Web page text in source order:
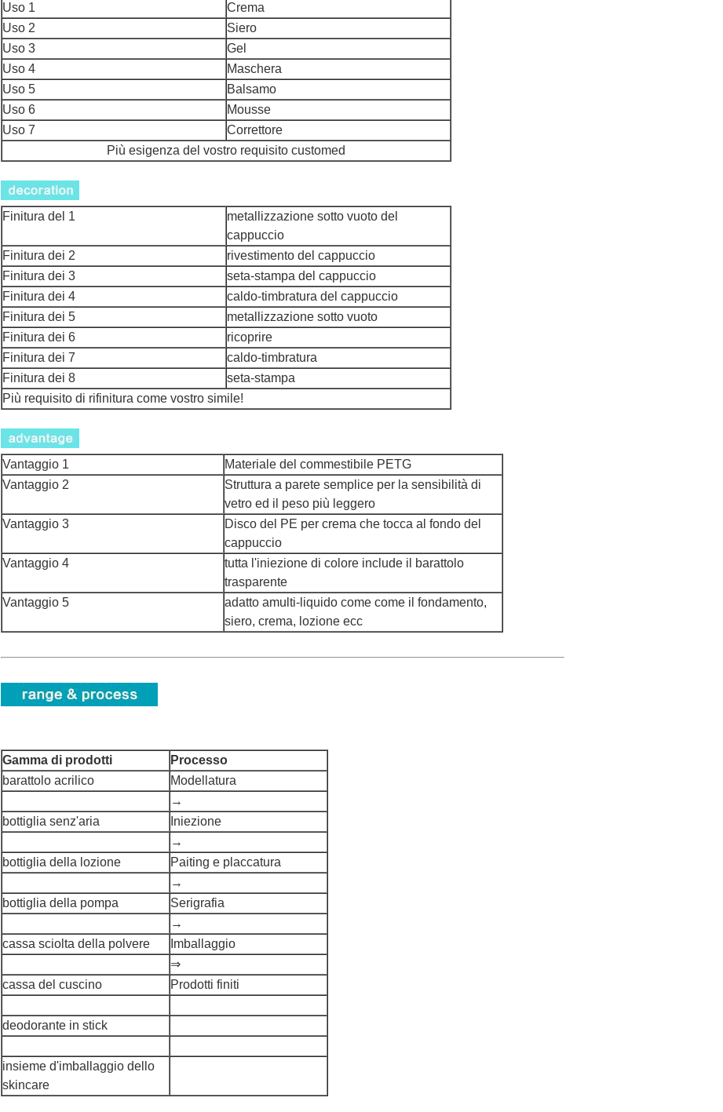
Uso 1
Crema
Uso 2
Siero
Uso 3
Gel
Uso 4
Maschera
Uso 5
Balsamo
Uso 6
Mousse
Uso 7
Correttore
Più esigenza del vostro requisito customed
Finitura del 1
metallizzazione sotto vuoto del
cappuccio
Finitura dei 2
rivestimento del cappuccio
Finitura dei 3
seta-stampa del cappuccio
Finitura dei 4
caldo-timbratura del cappuccio
Finitura dei 5
metallizzazione sotto vuoto
Finitura dei 6
ricoprire
Finitura dei 7
caldo-timbratura
Finitura dei 8
seta-stampa
Più requisito di rifinitura come vostro simile!
Vantaggio 1
Materiale del commestibile PETG
Vantaggio 2
Struttura a parete semplice per la sensibilità di
vetro ed il peso più leggero
Vantaggio 3
Disco del PE per crema che tocca al fondo del
cappuccio
Vantaggio 4
tutta l'iniezione di colore include il barattolo
trasparente
Vantaggio 5
adatto amulti-liquido come come il fondamento,
siero, crema, lozione ecc
Gamma di prodotti
Processo
barattolo acrilico
Modellatura
→
bottiglia senz'aria
Iniezione
→
bottiglia della lozione
Paiting e placcatura
→
bottiglia della pompa
Serigrafia
→
cassa sciolta della polvere
Imballaggio
⇒
cassa del cuscino
Prodotti finiti
deodorante in stick
insieme d'imballaggio dello
skincare